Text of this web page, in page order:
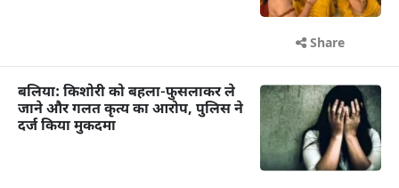
Share
बलिया: किशोरी को बहला-फुसलाकर ले
जाने और गलत कृत्य का आरोप, पुलिस ने
दर्ज किया मुकदमा